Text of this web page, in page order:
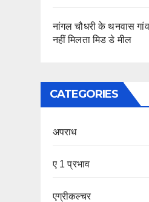
नांगल चौधरी के थनवास
नहीं मिलता मिड डे मील
CATEGORIES
अपराध
ए 1 प्रभाव
एग्रीकल्चर